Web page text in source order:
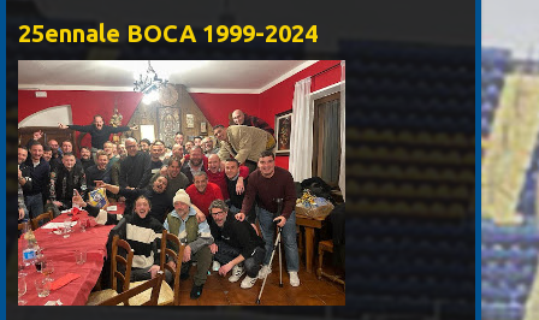
25ennale BOCA 1999-2024